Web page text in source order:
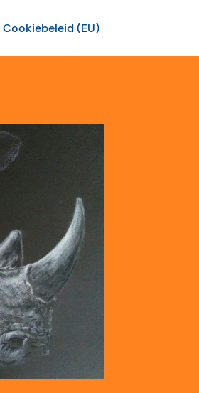
Cookiebeleid (EU)